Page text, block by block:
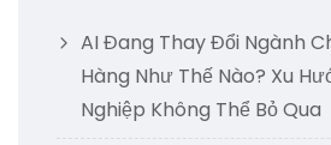
AI Đang Thay Đổi Ngành
Hàng Như Thế Nào? Xu
Nghiệp Không Thể Bỏ Qua